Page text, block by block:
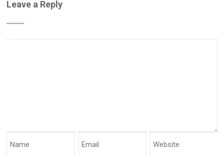
Leave a Reply